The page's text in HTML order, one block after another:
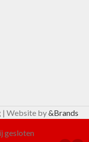
| Website by&Brands
gesloten